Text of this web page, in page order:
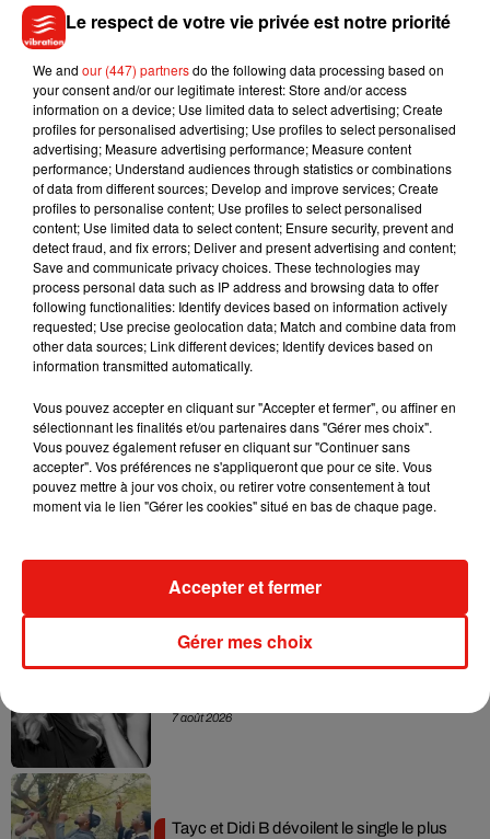
Musique
dans son nouveau clip
7 août 2026
Tayc et Didi B dévoilent le single le plus
Le respect de votre vie privée est notre priorité
We and our (447) partnersdo the following data processing based on
your consent and/or our legitimate interest: Store and/or access
information on a device; Use limited data to select advertising; Create
profiles for personalised advertising; Use profiles to select personalised
advertising; Measure advertising performance; Measure content
performance; Understand audiences through statistics or combinations
of data from different sources; Develop and improve services; Create
profiles to personalise content; Use profiles to select personalised
content; Use limited data to select content; Ensure security, prevent and
detect fraud, and fix errors; Deliver and present advertising and content;
Save and communicate privacy choices. These technologies may
process personal data such as IP address and browsing data to offer
following functionalities: Identify devices based on information actively
requested; Use precise geolocation data; Match and combine data from
other data sources; Link different devices; Identify devices based on
information transmitted automatically.
Vous pouvez accepter en cliquant sur "Accepter et fermer", ou affiner en
sélectionnant les finalités et/ou partenaires dans "Gérer mes choix".
Vous pouvez également refuser en cliquant sur "Continuer sans
accepter". Vos préférences ne s'appliqueront que pour ce site. Vous
pouvez mettre à jour vos choix, ou retirer votre consentement à tout
moment via le lien "Gérer les cookies" situé en bas de chaque page.
Gérer mes choix
Accepter et fermer